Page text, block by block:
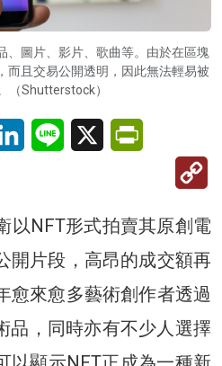
、圖片、影片、歌曲等。由於在區塊
而且交易公開透明，因此無法輕易被
（Shutterstock）
LinkedInLine X
以NFT形式拍賣其原創電
開片段，高昂的成交額再
愈來愈多藝術創作者透過
品，同時亦有不少人選擇